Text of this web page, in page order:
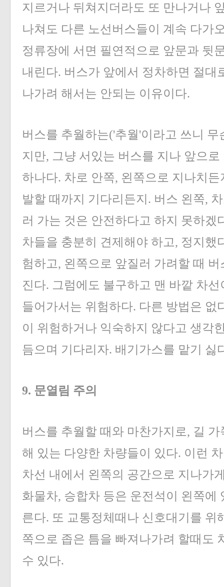
지르거나 뒤쳐지더라도 또 만나거나
나쳐도 다른 노선버스들이 계속 다가
정류장에 서면 필연적으로 앞문과 뒷
내린다. 버스가 앞에서 정차하면 절대
나가려 해서는 안되는 이유이다.
버스를 추월하는('추월'이라고 쓰니
지만, 그냥 서있는 버스를 지나 앞으
하나다. 차로 안쪽, 왼쪽으로 지나치
발할 때까지 기다리든지. 버스 왼쪽,
러 가는 것은 안전하다고 하지 못하겠
차들을 충분히 견제해야 하고, 정지했
험하고, 왼쪽으로 앞질러 가려할 때
진다. 그럼에도 불구하고 맨 바깥 차
들어가서는 위험하다. 다른 방법은 없
이 위험하거나 익숙하지 않다고 생각
듬으며 기다리자. 배기가스를 맡기 싫
9. 문열림 주의
버스를 추월할 때와 마찬가지로, 길
해 있는 다양한 차량들이 있다. 이런
차선 내에서 왼쪽의 공간으로 지나가
화물차, 승합차 등은 운전석이 왼쪽에
른다. 또 교통정체때나 신호대기를 위
쪽으로 좁은 틈을 빠져나가려 할때도
수 있다.